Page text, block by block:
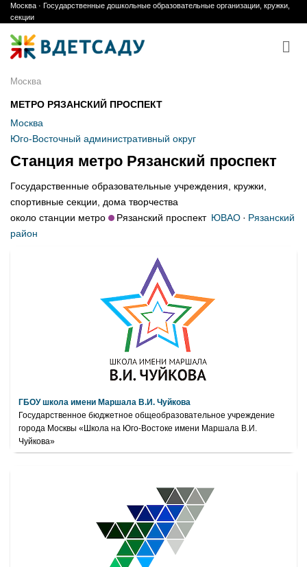
Skip
to
content
Москва · Государственные дошкольные образовательные организации, кружки,
секции
Москва
МЕТРО РЯЗАНСКИЙ ПРОСПЕКТ
Москва
Юго-Восточный административный округ
Станция метро Рязанский проспект
Государственные образовательные учреждения, кружки,
спортивные секции, дома творчества
около станции метро
Рязанский проспект ЮВАО· Рязанский
район
ГБОУ школа имени Маршала В.И. Чуйкова
Государственное бюджетное общеобразовательное учреждение
города Москвы «Школа на Юго-Востоке имени Маршала В.И.
Чуйкова»